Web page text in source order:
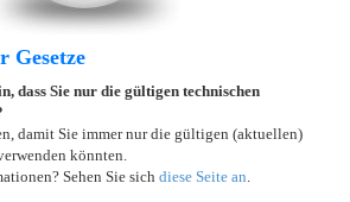
Gesetze
dass Sie nur die gültigen technischen
damit Sie immer nur die gültigen (aktuellen)
könnten.
Sehen Sie sich diese Seite an